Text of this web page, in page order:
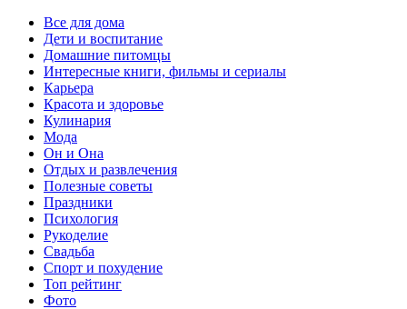
Все для дома
Дети и воспитание
Домашние питомцы
Интересные книги, фильмы и сериалы
Карьера
Красота и здоровье
Кулинария
Мода
Он и Она
Отдых и развлечения
Полезные советы
Праздники
Психология
Рукоделие
Свадьба
Спорт и похудение
Топ рейтинг
Фото